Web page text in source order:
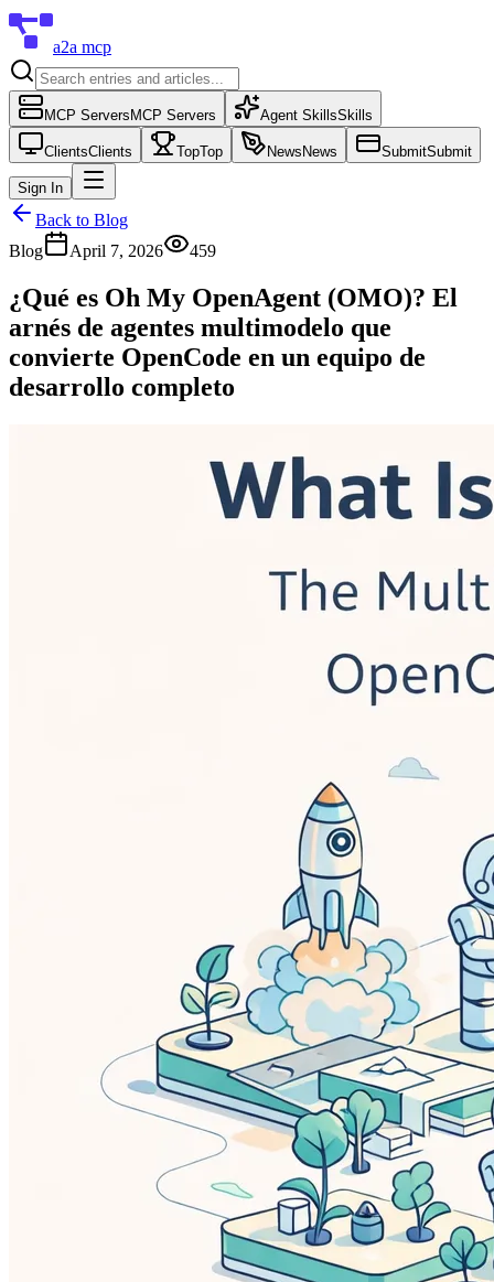
a2a mcp
MCP Servers MCP Servers Agent SkillsSkills
ClientsClients TopTop News News SubmitSubmit
Sign In
Back to Blog
Blog
April 7, 2026 459
¿Qué es Oh My OpenAgent (OMO)? El
arnés de agentes multimodelo que
convierte OpenCode en un equipo de
desarrollo completo